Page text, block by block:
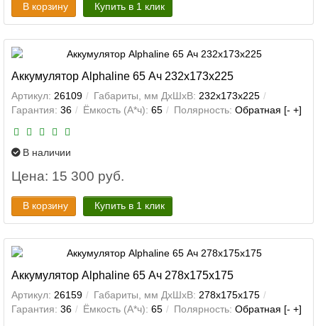
В корзину Купить в 1 клик
Аккумулятор Alphaline 65 Ач 232x173x225
Артикул: 26109 Габариты, мм ДхШхВ: 232x173x225
Гарантия: 36 Ёмкость (А*ч): 65 Полярность: Обратная [- +]
В наличии
Цена: 15 300 руб.
В корзину Купить в 1 клик
Аккумулятор Alphaline 65 Ач 278x175x175
Артикул: 26159 Габариты, мм ДхШхВ: 278x175x175
Гарантия: 36 Ёмкость (А*ч): 65 Полярность: Обратная [- +]